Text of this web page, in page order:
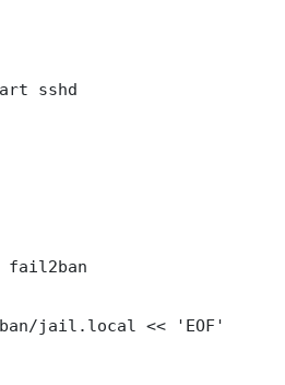
sshd
jail.local << 'EOF'